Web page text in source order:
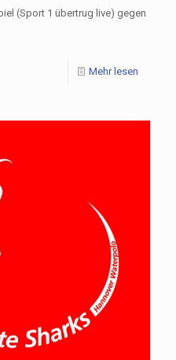
(Sport 1 übertrug live) gegen
Mehr lesen